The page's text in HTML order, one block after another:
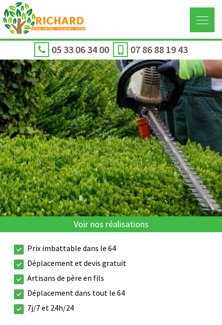
05 33 06 34 00 07 86 88 19 43
Voir nos réalisations
Prix imbattable dans le 64
Déplacement et devis gratuit
Artisans de père en fils
Déplacement dans tout le 64
7j/7 et 24h/24